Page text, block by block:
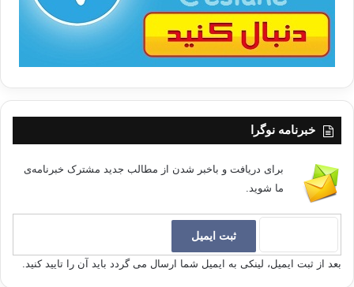
خبرنامه نوگرا
برای دریافت و باخبر شدن از مطالب جدید مشترک خبرنامه‌ی
ما شوید.
بعد از ثبت ایمیل، لینکی به ایمیل شما ارسال می گردد باید آن را تایید کنید.